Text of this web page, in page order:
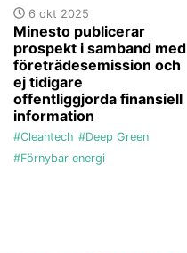
6 okt 2025
Minesto publicerar
prospekt i samband med
företrädesemission och
ej tidigare
offentliggjorda finansiell
information
#Cleantech #Deep Green
#Förnybar energi